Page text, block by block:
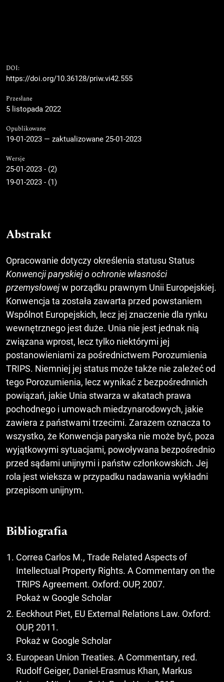
DOI:
https://doi.org/10.36128/priw.vi42.555
Przesłane
5 listopada 2022
Opublikowane
19-01-2023 — zaktualizowane 25-01-2023
Wersje
25-01-2023 - (2)
19-01-2023 - (1)
Abstrakt
Opracowanie dotyczy określenia statusu Status
Konwencji paryskiej o ochronie własności
przemysłowejw porządku prawnym Unii Europejskiej.
Konwencja ta została zawarta przed powstaniem
Wspólnot Europejskich, lecz jej znaczenie dla rynku
wewnętrznego jest duże. Unia nie jest jednak nią
związana wprost, lecz tylko niektórymi jej
postanowieniami za pośrednictwem Porozumienia
TRIPS. Niemniej jej status może także nie zależeć od
tego Porozumienia, lecz wynikać z bezpośrednnich
powiązań, jakie Unia stwarza w akatach prawa
pochodnego i umowach miedzynarodowych, jakie
zawiera z państwami trzecimi. Zarazem oznacza to
wszystko, że Konwencja paryska nie może być, poza
wyjątkowymi sytuacjami, powoływana bezpośrednio
przed sądami unijnymi i państw członkowskich. Jej
rola jest wieksza w przypadku nadawania wykładni
przepisom unijnym.
Bibliografia
Correa Carlos M., Trade Related Aspects of
Intellectual Property Rights. A Commentary on the
TRIPS Agreement. Oxford: OUP, 2007.
Pokaż w Google Scholar
Eeckhout Piet, EU External Relations Law. Oxford:
OUP, 2011.
Pokaż w Google Scholar
European Union Treaties. A Commentary, red.
Rudolf Geiger, Daniel-Erasmus Khan, Markus